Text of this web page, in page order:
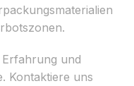
und
Kontaktiere uns